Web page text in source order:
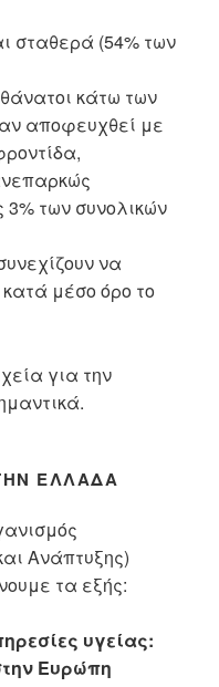
σταθερά (54% των
κάτω των
αποφευχθεί με
των συνολικών
να
μέσο όρο το
για την
ΕΛΛΆΔΑ
Ανάπτυξης)
τα εξής:
υγείας:
Ευρώπη